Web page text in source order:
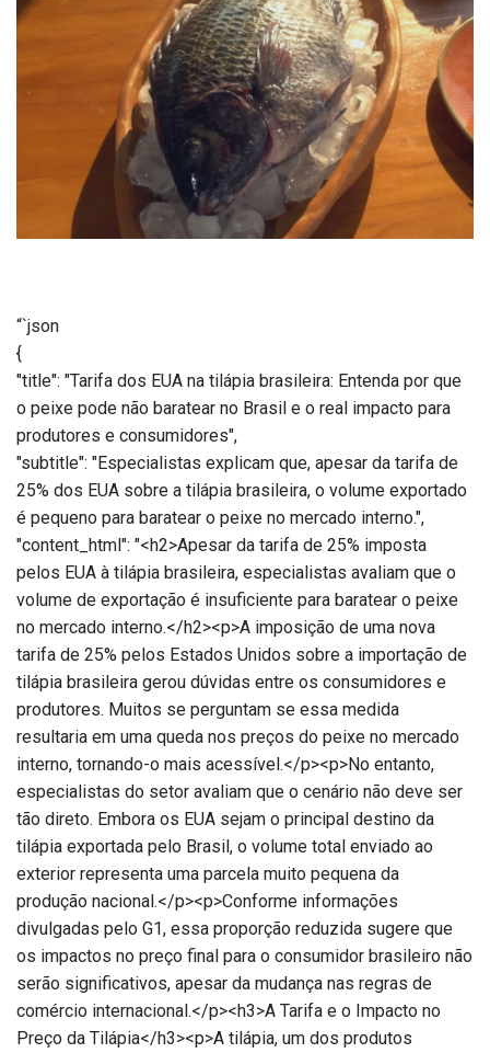
“`json
{
"title": "Tarifa dos EUA na tilápia brasileira: Entenda por que
o peixe pode não baratear no Brasil e o real impacto para
produtores e consumidores",
"subtitle": "Especialistas explicam que, apesar da tarifa de
25% dos EUA sobre a tilápia brasileira, o volume exportado
é pequeno para baratear o peixe no mercado interno.",
"content_html": "<h2>Apesar da tarifa de 25% imposta
pelos EUA à tilápia brasileira, especialistas avaliam que o
volume de exportação é insuficiente para baratear o peixe
no mercado interno.</h2><p>A imposição de uma nova
tarifa de 25% pelos Estados Unidos sobre a importação de
tilápia brasileira gerou dúvidas entre os consumidores e
produtores. Muitos se perguntam se essa medida
resultaria em uma queda nos preços do peixe no mercado
interno, tornando-o mais acessível.</p><p>No entanto,
especialistas do setor avaliam que o cenário não deve ser
tão direto. Embora os EUA sejam o principal destino da
tilápia exportada pelo Brasil, o volume total enviado ao
exterior representa uma parcela muito pequena da
produção nacional.</p><p>Conforme informações
divulgadas pelo G1, essa proporção reduzida sugere que
os impactos no preço final para o consumidor brasileiro não
serão significativos, apesar da mudança nas regras de
comércio internacional.</p><h3>A Tarifa e o Impacto no
Preço da Tilápia</h3><p>A tilápia, um dos produtos